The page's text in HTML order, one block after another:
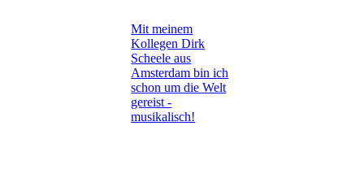
Mit meinem
Kollegen Dirk
Scheele aus
Amsterdam bin ich
schon um die Welt
gereist -
musikalisch!